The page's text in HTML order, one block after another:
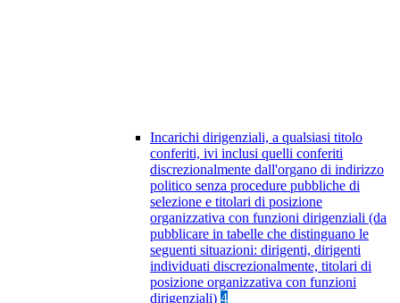
Incarichi dirigenziali, a qualsiasi titolo
conferiti, ivi inclusi quelli conferiti
discrezionalmente dall'organo di indirizzo
politico senza procedure pubbliche di
selezione e titolari di posizione
organizzativa con funzioni dirigenziali (da
pubblicare in tabelle che distinguano le
seguenti situazioni: dirigenti, dirigenti
individuati discrezionalmente, titolari di
posizione organizzativa con funzioni
dirigenziali) 4